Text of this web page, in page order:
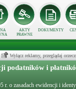
AKTY
PRAWNE
DOKUMENTY
Wyłącz reklamy, przeglądaj
podatników i
r. o zasadach ewidencji i